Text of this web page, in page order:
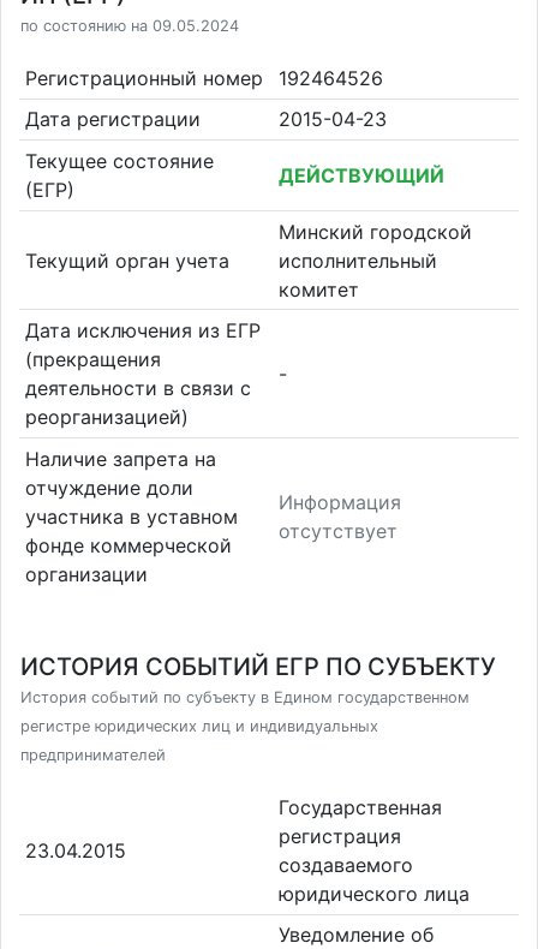
по состоянию на 09.05.2024
Регистрационный номер
192464526
Дата регистрации
2015-04-23
Текущее состояние
(ЕГР)
ДЕЙСТВУЮЩИЙ
Текущий орган учета
Минский городской
исполнительный
комитет
Дата исключения из ЕГР
(прекращения
деятельности в связи с
реорганизацией)
-
Наличие запрета на
отчуждение доли
участника в уставном
фонде коммерческой
организации
Информация
отсутствует
ИСТОРИЯ СОБЫТИЙ ЕГР ПО СУБЪЕКТУ
История событий по субъекту в Едином государственном
регистре юридических лиц и индивидуальных
предпринимателей
23.04.2015
Государственная
регистрация
создаваемого
юридического лица
Уведомление об